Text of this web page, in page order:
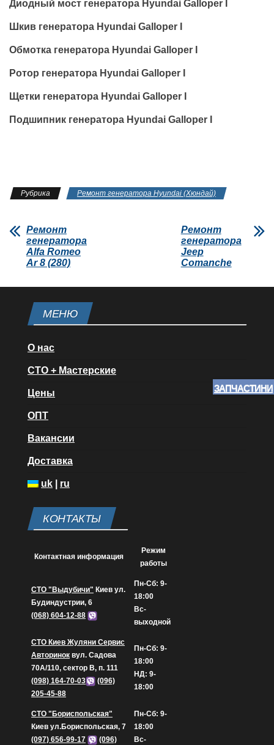
Диодный мост генератора Hyundai Galloper I
Шкив генератора Hyundai Galloper I
Обмотка генератора Hyundai Galloper I
Ротор генератора Hyundai Galloper I
Щетки генератора Hyundai Galloper I
Подшипник генератора Hyundai Galloper I
Рубрика Ремонт генератора Hyundai (Хюндай)
Ремонт
генератора
Alfa Romeo
Ar 8 (280)
Ремонт
генератора
Jeep
Comanche
МЕНЮ
О нас
СТО + Мастерские
Цены
ОПТ
Вакансии
Доставка
uk ru
КОНТАКТЫ
Контактная информация
Режим
работы
СТО "Выдубичи" Киев ул.
Будиндустрии, 6
(068) 604-12-88
Пн-Сб: 9-
18:00
Вс-
выходной
СТО Киев Жуляни Сервис
Авторинок вул. Садова
70А/110, сектор В, п. 111
(098) 164-70-03
(096)
205-45-88
Пн-Сб: 9-
18:00
НД: 9-
18:00
СТО "Бориспольская"
Киев ул.Бориспольская, 7
(097) 656-99-17
(096)
Пн-Сб: 9-
18:00
Вс-
ЗАПЧАСТИНИ